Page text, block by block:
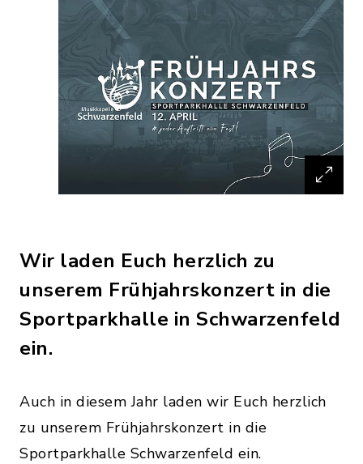
Wir laden Euch herzlich zu
unserem Frühjahrskonzert in die
Sportparkhalle in Schwarzenfeld
ein.
Auch in diesem Jahr laden wir Euch herzlich
zu unserem Frühjahrskonzert in die
Sportparkhalle Schwarzenfeld ein.